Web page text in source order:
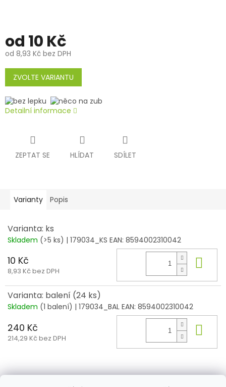
od 10 Kč
od 8,93 Kč bez DPH
Měrná
cena:
ZVOLTE VARIANTU
Detailní informace
ZEPTAT SE HLÍDAT SDÍLET
Varianty Popis
Varianta: ks
Skladem (>5 ks) | 179034_KS EAN: 8594002310042
10 Kč
8,93 Kč bez DPH
Varianta: balení (24 ks)
Skladem (1 balení) | 179034_BAL EAN: 8594002310042
240 Kč
214,29 Kč bez DPH
Z